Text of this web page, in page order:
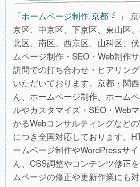
「ホームページ制作 京都
」
京区、中京区、下京区、東山区、
北区、南区、西京区、山科区、
ムページ制作・SEO・Web制作
訪問での打ち合わせ・ヒアリン
いただいております。京都・関
ん、ホームページ制作、ホーム
ルやカスタマイズ・SEO・Web
かるWebコンサルティングなど
につき全国対応しております。
ームページ制作やWordPressサ
ん、CSS調整やコンテンツ修正
ムページの修正や更新作業にも対